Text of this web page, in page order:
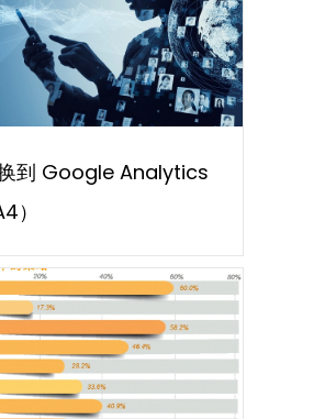
到 Google Analytics
）